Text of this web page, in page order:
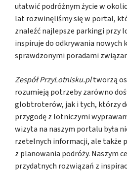
ułatwić podróżnym życie w
lat rozwinęliśmy się w portal,
znaleźć najlepsze parkingi przy
inspiruje do odkrywania nowych
sprawdzonymi poradami
Zespół PrzyLotnisku.pltworzą
rozumieją potrzeby zarówno
globtroterów, jak i tych, którzy
przygodę z lotniczymi
wizyta na naszym portalu była
rzetelnych informacji, ale także
z planowania podróży. Naszym
przydatnych rozwiązań z